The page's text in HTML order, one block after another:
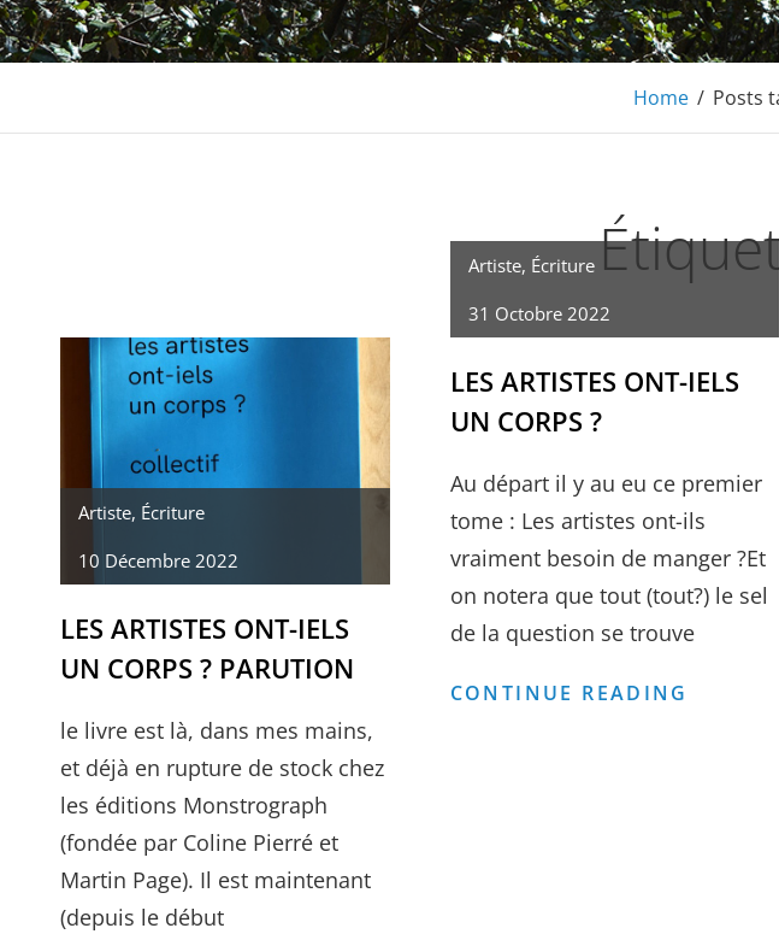
Home / Posts
Artiste, Écriture
10 Décembre 2022
LES ARTISTES ONT-IELS
UN CORPS ? PARUTION
le livre est là, dans mes mains,
et déjà en rupture de stock chez
les éditions Monstrograph
(fondée par Coline Pierré et
Martin Page). Il est maintenant
(depuis le début
Artiste, Écriture
31 Octobre 2022
LES ARTISTES ONT-IELS
UN CORPS ?
Au départ il y au eu ce premier
tome : Les artistes ont-ils
vraiment besoin de manger ?Et
on notera que tout (tout?) le sel
de la question se trouve
CONTINUE READING